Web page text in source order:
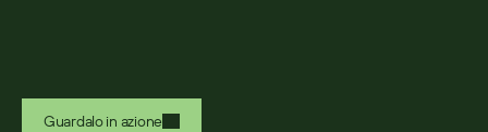
Guardalo in azione